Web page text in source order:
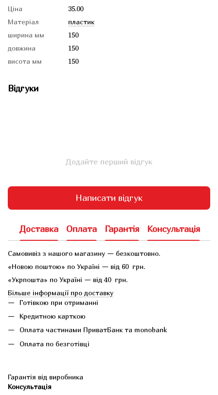
Ціна
35.00
Матеріал
пластик
ширина мм
150
довжина
150
висота мм
150
Відгуки
Додайте перший відгук
Написати відгук
Доставка Оплата Гарантія Консультація
Самовивіз з нашого магазину — безкоштовно.
«Новою поштою» по Україні — від 60 грн.
«Укрпошта» по Україні — від 40 грн.
Більше інформації про доставку
Готівкою при отриманні
Кредитною карткою
Оплата частинами ПриватБанк та monobank
Оплата по безготівці
Гарантія від виробника
Консультація